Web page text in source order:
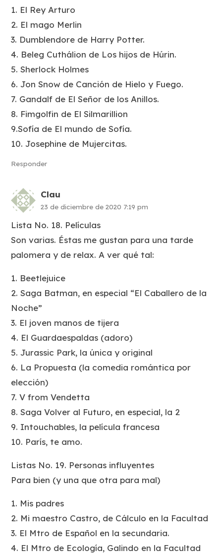
1. El Rey Arturo
2. El mago Merlin
3. Dumblendore de Harry Potter.
4. Beleg Cuthálion de Los hijos de Húrin.
5. Sherlock Holmes
6. Jon Snow de Canción de Hielo y Fuego.
7. Gandalf de El Señor de los Anillos.
8. Fimgolfin de El Silmarillion
9.Sofía de El mundo de Sofía.
10. Josephine de Mujercitas.
Responder
Clau
23 de diciembre de 2020 7:19 pm
Lista No. 18. Películas
Son varias. Éstas me gustan para una tarde
palomera y de relax. A ver qué tal:
1. Beetlejuice
2. Saga Batman, en especial “El Caballero de la
Noche”
3. El joven manos de tijera
4. El Guardaespaldas (adoro)
5. Jurassic Park, la única y original
6. La Propuesta (la comedia romántica por
elección)
7. V from Vendetta
8. Saga Volver al Futuro, en especial, la 2
9. Intouchables, la película francesa
10. París, te amo.
Listas No. 19. Personas influyentes
Para bien (y una que otra para mal)
1. Mis padres
2. Mi maestro Castro, de Cálculo en la Facultad
3. El Mtro de Español en la secundaria.
4. El Mtro de Ecología, Galindo en la Facultad